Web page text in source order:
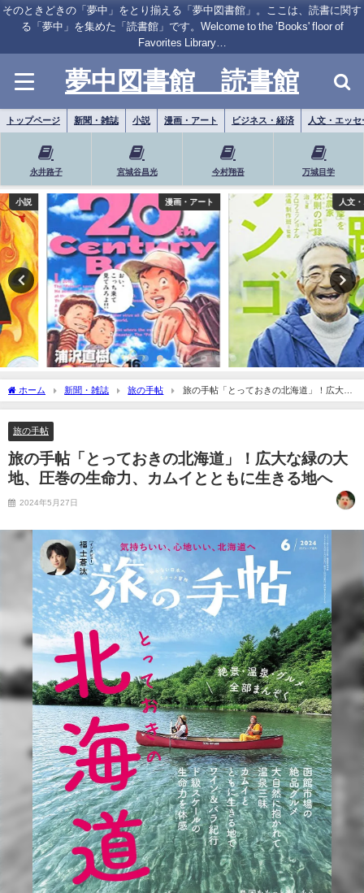
そのときどきの「夢中」をとり揃える「夢中図書館」。ここは、読書に関す
る「夢中」を集めた「読書館」です。Welcome to the ’Books' floor of
Favorites Library…
夢中図書館 読書館
トップページ 新聞・雑誌 小説 漫画・アート ビジネス・経済 人文・エッセ
永井路子 宮城谷昌光 今村翔吾 万城目学
漫画・アート 人文・エッセー
ホーム 新聞・雑誌 旅の手帖
旅の手帖「とっておきの北海道」！広大な
緑の大地、圧巻の生命力、カムイとともに生きる地へ
旅の手帖
旅の手帖「とっておきの北海道」！広大な緑の大
地、圧巻の生命力、カムイとともに生きる地へ
2024年5月27日